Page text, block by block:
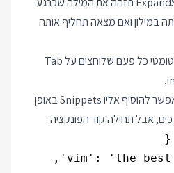
במילון ואם מצאה תחליף אותה
את הפונקציה נפעיל באופן אוטומטי כל פעם שלוחצים על Tab
היתרון בשימוש במילון הוא שאפשר להוסיף אליו Snippets באופן
אבל תחילה קוד הפונקציה: